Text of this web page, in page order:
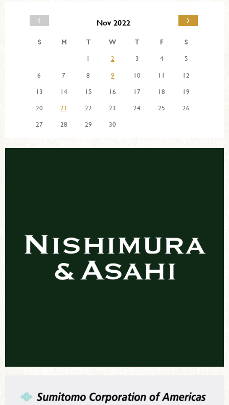
‹ Nov 2022 ›
S M T W T F
S
1
2 3 4
5
6
7 8 9 10 11
12
13
14 15 16 17 18
19
20
21 22 23 24 25
26
27
28 29 30